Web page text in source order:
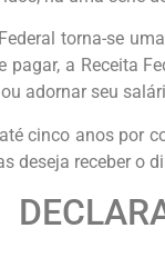
torna-se
a Receita
adornar seu
cinco anos por
deseja receber o